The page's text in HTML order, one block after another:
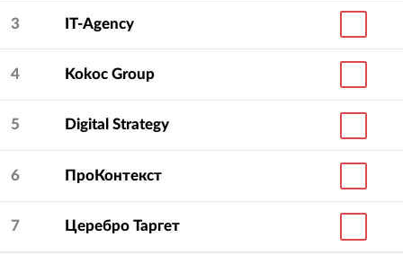
3 IT-Agency
4 Kokoc Group
5 Digital Strategy
6 ПроКонтекст
7 Церебро Таргет